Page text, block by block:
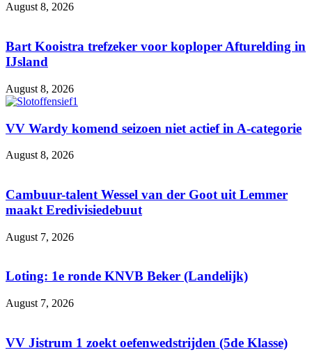
August 8, 2026
Bart Kooistra trefzeker voor koploper Afturelding in
IJsland
August 8, 2026
VV Wardy komend seizoen niet actief in A-categorie
August 8, 2026
Cambuur-talent Wessel van der Goot uit Lemmer
maakt Eredivisiedebuut
August 7, 2026
Loting: 1e ronde KNVB Beker (Landelijk)
August 7, 2026
VV Jistrum 1 zoekt oefenwedstrijden (5de Klasse)